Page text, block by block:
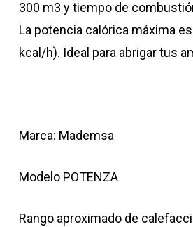
300 m3 y tiempo de
La potencia calórica máxima
kcal/h). Ideal para abrigar tus
Marca: Mademsa
Modelo POTENZA
Rango aproximado de